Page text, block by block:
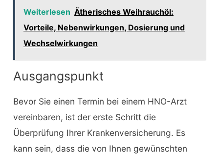
Weiterlesen Ätherisches Weihrauchöl:
Vorteile, Nebenwirkungen, Dosierung und
Wechselwirkungen
Ausgangspunkt
Bevor Sie einen Termin bei einem HNO-Arzt
vereinbaren, ist der erste Schritt die
Überprüfung Ihrer Krankenversicherung. Es
kann sein, dass die von Ihnen gewünschten